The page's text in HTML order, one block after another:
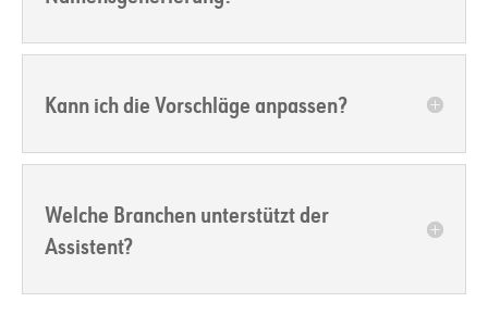
Kann ich die Vorschläge anpassen?
Welche Branchen unterstützt der
Assistent?